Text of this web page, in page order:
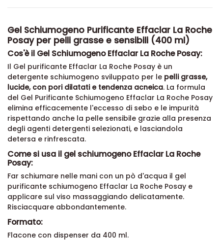
Gel Schiumogeno Purificante Effaclar La Roche
Posay per pelli grasse e sensibili (400 ml)
Cos'è il Gel Schiumogeno Effaclar La Roche Posay:
Il Gel purificante Effaclar La Roche Posay è un
detergente schiumogeno sviluppato per le pelli grasse,
lucide, con pori dilatati e tendenza acneica. La formula
del Gel Purificante Schiumogeno Effaclar La Roche Posay
elimina efficacemente l'eccesso di sebo e le impurità
rispettando anche la pelle sensibile grazie alla presenza
degli agenti detergenti selezionati, e lasciandola
detersa e rinfrescata.
Come si usa il gel schiumogeno Effaclar La Roche
Posay:
Far schiumare nelle mani con un pò d'acqua il gel
purificante schiumogeno Effaclar La Roche Posay e
applicare sul viso massaggiando delicatamente.
Risciacquare abbondantemente.
Formato:
Flacone con dispenser da 400 ml.